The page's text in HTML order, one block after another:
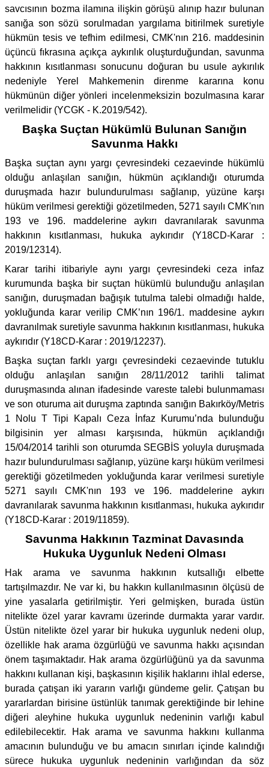
savcısının bozma ilamına ilişkin görüşü alınıp hazır bulunan
sanığa son sözü sorulmadan yargılama bitirilmek suretiyle
hükmün tesis ve tefhim edilmesi, CMK'nın 216. maddesinin
üçüncü fıkrasına açıkça aykırılık oluşturduğundan, savunma
hakkının kısıtlanması sonucunu doğuran bu usule aykırılık
nedeniyle Yerel Mahkemenin direnme kararına konu
hükmünün diğer yönleri incelenmeksizin bozulmasına karar
verilmelidir (YCGK - K.2019/542).
Başka Suçtan Hükümlü Bulunan Sanığın
Savunma Hakkı
Başka suçtan aynı yargı çevresindeki cezaevinde hükümlü
olduğu anlaşılan sanığın, hükmün açıklandığı oturumda
duruşmada hazır bulundurulması sağlanıp, yüzüne karşı
hüküm verilmesi gerektiği gözetilmeden, 5271 sayılı CMK'nın
193 ve 196. maddelerine aykırı davranılarak savunma
hakkının kısıtlanması, hukuka aykırıdır (Y18CD-Karar :
2019/12314).
Karar tarihi itibariyle aynı yargı çevresindeki ceza infaz
kurumunda başka bir suçtan hükümlü bulunduğu anlaşılan
sanığın, duruşmadan bağışık tutulma talebi olmadığı halde,
yokluğunda karar verilip CMK’nın 196/1. maddesine aykırı
davranılmak suretiyle savunma hakkının kısıtlanması, hukuka
aykırıdır (Y18CD-Karar : 2019/12237).
Başka suçtan farklı yargı çevresindeki cezaevinde tutuklu
olduğu anlaşılan sanığın 28/11/2012 tarihli talimat
duruşmasında alınan ifadesinde vareste talebi bulunmaması
ve son oturuma ait duruşma zaptında sanığın Bakırköy/Metris
1 Nolu T Tipi Kapalı Ceza İnfaz Kurumu’nda bulunduğu
bilgisinin yer alması karşısında, hükmün açıklandığı
15/04/2014 tarihli son oturumda SEGBİS yoluyla duruşmada
hazır bulundurulması sağlanıp, yüzüne karşı hüküm verilmesi
gerektiği gözetilmeden yokluğunda karar verilmesi suretiyle
5271 sayılı CMK'nın 193 ve 196. maddelerine aykırı
davranılarak savunma hakkının kısıtlanması, hukuka aykırıdır
(Y18CD-Karar : 2019/11859).
Savunma Hakkının Tazminat Davasında
Hukuka Uygunluk Nedeni Olması
Hak arama ve savunma hakkının kutsallığı elbette
tartışılmazdır. Ne var ki, bu hakkın kullanılmasının ölçüsü de
yine yasalarla getirilmiştir. Yeri gelmişken, burada üstün
nitelikte özel yarar kavramı üzerinde durmakta yarar vardır.
Üstün nitelikte özel yarar bir hukuka uygunluk nedeni olup,
özellikle hak arama özgürlüğü ve savunma hakkı açısından
önem taşımaktadır. Hak arama özgürlüğünü ya da savunma
hakkını kullanan kişi, başkasının kişilik haklarını ihlal ederse,
burada çatışan iki yararın varlığı gündeme gelir. Çatışan bu
yararlardan birisine üstünlük tanımak gerektiğinde bir lehine
diğeri aleyhine hukuka uygunluk nedeninin varlığı kabul
edilebilecektir. Hak arama ve savunma hakkını kullanma
amacının bulunduğu ve bu amacın sınırları içinde kalındığı
sürece hukuka uygunluk nedeninin varlığından da söz